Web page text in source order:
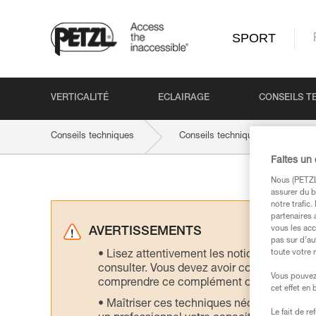
SPORT
VERTICALITÉ ECLAIRAGE CONSEILS
Conseils techniques Conseils techniques par produit
AVERTISSEMENTS
Lisez attentivement les notices
consulter. Vous devez avoir compris les
comprendre ce complément d’informations.
Maîtriser ces techniques nécessite une
Faites un
Nous
assurer du
notre trafic.
partenaires
vous les
pas sur
toute votre
Vous
cet effet en
Le fait de